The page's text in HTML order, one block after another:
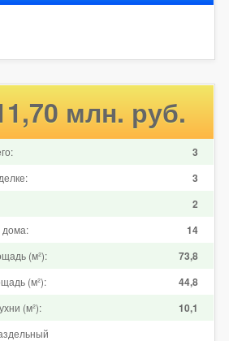
млн. руб.
3
3
2
дома: 14
(м²): 73,8
(м²): 44,8
(м²): 10,1